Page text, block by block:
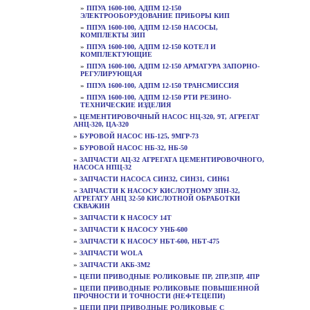
» ППУА 1600-100, АДПМ 12-150
ЭЛЕКТРООБОРУДОВАНИЕ ПРИБОРЫ КИП
» ППУА 1600-100, АДПМ 12-150 НАСОСЫ,
КОМПЛЕКТЫ ЗИП
» ППУА 1600-100, АДПМ 12-150 КОТЕЛ И
КОМПЛЕКТУЮЩИЕ
» ППУА 1600-100, АДПМ 12-150 АРМАТУРА ЗАПОРНО-
РЕГУЛИРУЮЩАЯ
» ППУА 1600-100, АДПМ 12-150 ТРАНСМИССИЯ
» ППУА 1600-100, АДПМ 12-150 РТИ РЕЗИНО-
ТЕХНИЧЕСКИЕ ИЗДЕЛИЯ
» ЦЕМЕНТИРОВОЧНЫЙ НАСОС НЦ-320, 9Т, АГРЕГАТ
АНЦ-320, ЦА-320
» БУРОВОЙ НАСОС НБ-125, 9МГР-73
» БУРОВОЙ НАСОС НБ-32, НБ-50
» ЗАПЧАСТИ АЦ-32 АГРЕГАТА ЦЕМЕНТИРОВОЧНОГО,
НАСОСА НПЦ-32
» ЗАПЧАСТИ НАСОСА СИН32, СИН31, СИН61
» ЗАПЧАСТИ К НАСОСУ КИСЛОТНОМУ 3ПН-32,
АГРЕГАТУ АНЦ 32-50 КИСЛОТНОЙ ОБРАБОТКИ
СКВАЖИН
» ЗАПЧАСТИ К НАСОСУ 14Т
» ЗАПЧАСТИ К НАСОСУ УНБ-600
» ЗАПЧАСТИ К НАСОСУ НБТ-600, НБТ-475
» ЗАПЧАСТИ WOLA
» ЗАПЧАСТИ АКБ-3М2
» ЦЕПИ ПРИВОДНЫЕ РОЛИКОВЫЕ ПР, 2ПР,3ПР, 4ПР
» ЦЕПИ ПРИВОДНЫЕ РОЛИКОВЫЕ ПОВЫШЕННОЙ
ПРОЧНОСТИ И ТОЧНОСТИ (НЕФТЕЦЕПИ)
» ЦЕПИ ПРИ ПРИВОДНЫЕ РОЛИКОВЫЕ С